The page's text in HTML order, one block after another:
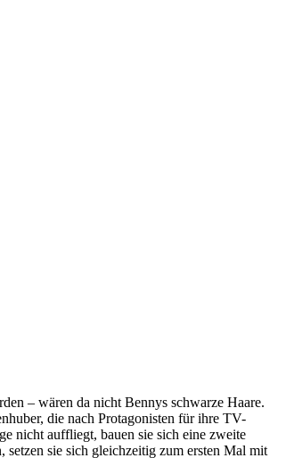
– wären da nicht Bennys schwarze Haare.
die nach Protagonisten für ihre TV-
nicht auffliegt, bauen sie sich eine zweite
sie sich gleichzeitig zum ersten Mal mit